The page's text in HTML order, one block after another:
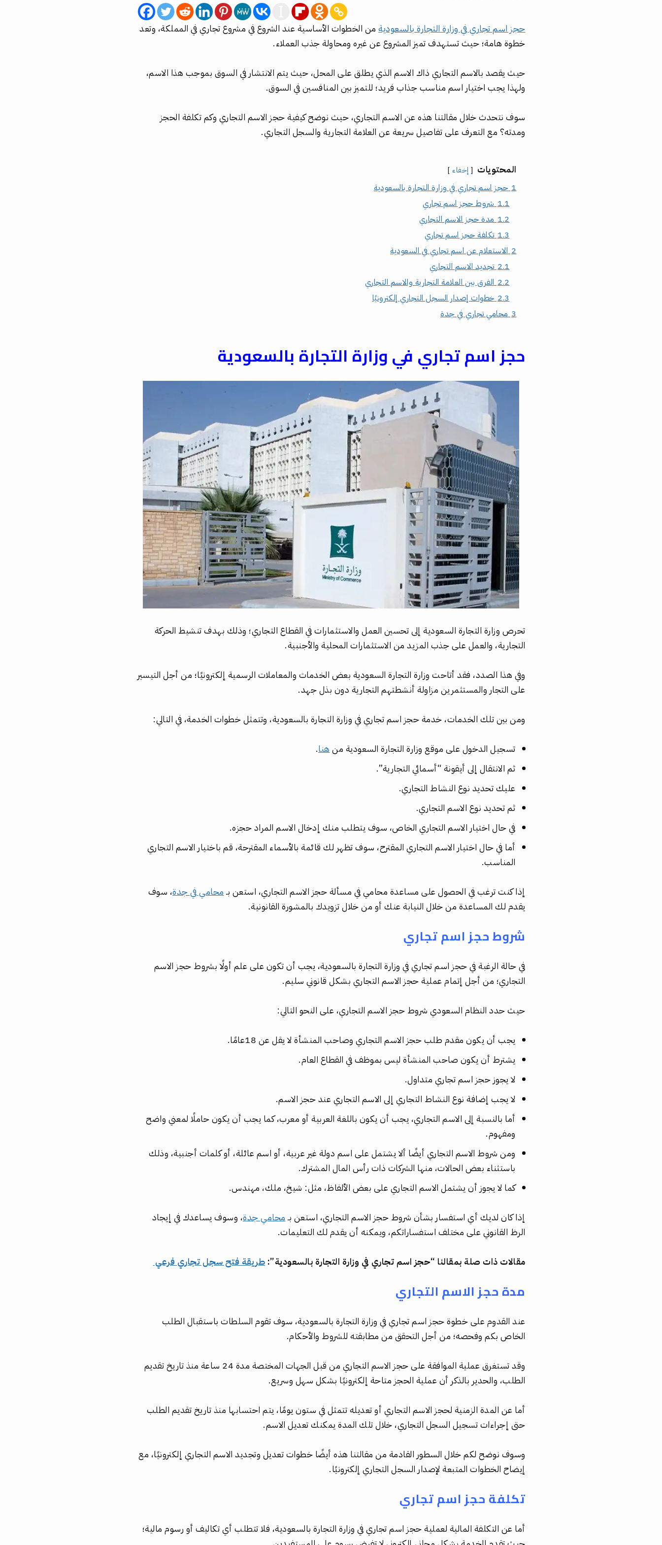
حجز اسم تجاري في وزارة التجارة بالسعودية من الخطوات الأساسية عند الشروع في مشروع تجاري في المملكة، وتعد
خطوة هامة؛ حيث تستهدف تميز المشروع عن غيره ومحاولة جذب العملاء.
حيث يقصد بالاسم التجاري ذاك الاسم الذي يطلق على المحل، حيث يتم الانتشار في السوق بموجب هذا الاسم،
ولهذا يجب اختيار اسم مناسب جذاب فريد؛ للتميز بين المنافسين في السوق.
سوف نتحدث خلال مقالتنا هذه عن الاسم التجاري، حيث نوضح كيفية حجز الاسم التجاري وكم تكلفة الحجز
ومدته؟ مع التعرف على تفاصيل سريعة عن العلامة التجارية والسجل التجاري.
المحتويات إخفاء
1 حجز اسم تجاري في وزارة التجارة بالسعودية
1.1 شروط حجز اسم تجاري
1.2 مدة حجز الاسم التجاري
1.3 تكلفة حجز اسم تجاري
2 الاستعلام عن اسم تجاري في السعودية
2.1 تجديد الاسم التجاري
2.2 الفرق بين العلامة التجارية والاسم التجاري
2.3 خطوات إصدار السجل التجاري إلكترونيًا
3 محامي تجاري في جدة
حجز اسم تجاري في وزارة التجارة بالسعودية
تحرص وزارة التجارة السعودية إلى تحسين العمل والاستثمارات في القطاع التجاري؛ وذلك بهدف تنشيط الحركة
التجارية، والعمل على جذب المزيد من الاستثمارات المحلية والأجنبية.
وفي هذا الصدد، فقد أتاحت وزارة التجارة السعودية بعض الخدمات والمعاملات الرسمية إلكترونيًا؛ من أجل التيسير
على التجار والمستثمرين مزاولة أنشطتهم التجارية دون بذل جهد.
ومن بين تلك الخدمات، خدمة حجز اسم تجاري في وزارة التجارة بالسعودية، وتتمثل خطوات الخدمة، في التالي:
تسجيل الدخول على موقع وزارة التجارة السعودية من هنا.
ثم الانتقال إلى أيقونة “أسمائي التجارية”.
عليك تحديد نوع النشاط التجاري.
ثم تحديد نوع الاسم التجاري.
في حال اختيار الاسم التجاري الخاص، سوف يتطلب منك إدخال الاسم المراد حجزه.
أما في حال اختيار الاسم التجاري المقترح، سوف تظهر لك قائمة بالأسماء المقترحة، قم باختيار الاسم التجاري
المناسب.
إذا كنت ترغب في الحصول على مساعدة محامي في مسألة حجز الاسم التجاري، استعن بـ محامي في جدة، سوف
يقدم لك المساعدة من خلال النيابة عنك أو من خلال تزويدك بالمشورة القانونية.
شروط حجز اسم تجاري
في حالة الرغبة في حجز اسم تجاري في وزارة التجارة بالسعودية، يجب أن تكون على علم أولًا بشروط حجز الاسم
التجاري؛ من أجل إتمام عملية حجز الاسم التجاري بشكل قانوني سليم.
حيث حدد النظام السعودي شروط حجز الاسم التجاري، على النحو التالي:
يجب أن يكون مقدم طلب حجز الاسم التجاري وصاحب المنشأة لا يقل عن 18عامًا.
يشترط أن يكون صاحب المنشأة ليس بموظف في القطاع العام.
لا يجوز حجز اسم تجاري متداول.
لا يجب إضافة نوع النشاط التجاري إلى الاسم التجاري عند حجز الاسم.
أما بالنسبة إلى الاسم التجاري، يجب أن يكون باللغة العربية أو معرب، كما يجب أن يكون حاملًا لمعني واضح
ومفهوم.
ومن شروط الاسم التجاري أيضًا ألا يشتمل على اسم دولة غير عربية، أو اسم عائلة، أو كلمات أجنبية، وذلك
باستثناء بعض الحالات، منها الشركات ذات رأس المال المشترك.
كما لا يجوز أن يشتمل الاسم التجاري على بعض الألفاظ، مثل: شيخ، ملك، مهندس.
إذا كان لديك أي استفسار بشأن شروط حجز الاسم التجاري، استعن بـ محامي جدة، وسوف يساعدك في إيجاد
الرظ القانوني على مختلف استفساراتكم، ويمكنه أن يقدم لك التعليمات.
مقالات ذات صلة بمقالنا “حجز اسم تجاري في وزارة التجارة بالسعودية”: طريقة فتح سجل تجاري فرعي
مدة حجز الاسم التجاري
عند القدوم على خطوة حجز اسم تجاري في وزارة التجارة بالسعودية، سوف تقوم السلطات باستقبال الطلب
الخاص بكم وفحصه؛ من أجل التحقق من مطابقته للشروط والأحكام.
وقد تستغرق عملية الموافقة على حجز الاسم التجاري من قبل الجهات المختصة مدة 24 ساعة منذ تاريخ تقديم
الطلب، والحدير بالذكر أن عملية الحجز متاحة إلكترونيًا بشكل سهل وسريع.
أما عن المدة الزمنية لحجز الاسم التجاري أو تعديله تتمثل في ستون يومًا، يتم احتسابها منذ تاريخ تقديم الطلب
حتى إجراءات تسجيل السجل التجاري، خلال تلك المدة يمكنك تعديل الاسم.
وسوف نوضح لكم خلال السطور القادمة من مقالتنا هذه أيضًا خطوات تعديل وتجديد الاسم التجاري إلكترونيًا، مع
إيضاح الخطوات المتبعة لإصدار السجل التجاري إلكترونيًا.
تكلفة حجز اسم تجاري
أما عن التكلفة المالية لعملية حجز اسم تجاري في وزارة التجارة بالسعودية، فلا تتطلب أي تكاليف أو رسوم مالية؛